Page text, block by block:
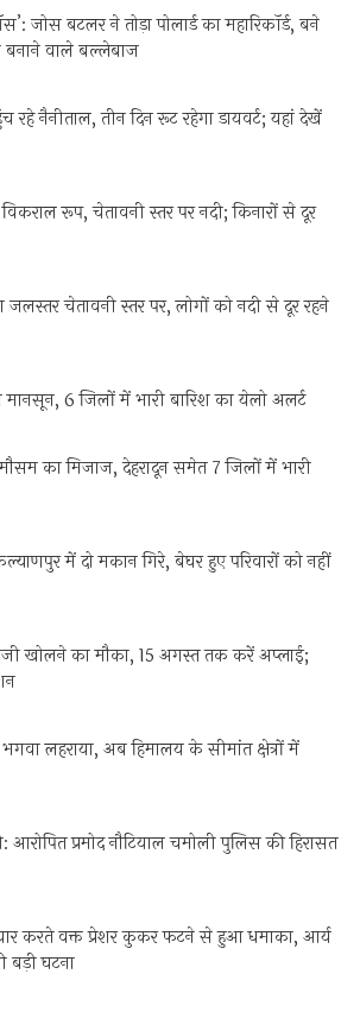
जोस बटलर ने तोड़ा पोलार्ड का महारिकॉर्ड, बने
बनाने वाले बल्लेबाज
रहे नैनीताल, तीन दिन रूट रहेगा डायवर्ट; यहां देखें
रूप, चेतावनी स्तर पर नदी; किनारों से दूर
जलस्तर चेतावनी स्तर पर, लोगों को नदी से दूर रहने
मानसून, 6 जिलों में भारी बारिश का येलो अलर्ट
का मिजाज, देहरादून समेत 7 जिलों में भारी
में दो मकान गिरे, बेघर हुए परिवारों को नहीं
खोलने का मौका, 15 अगस्त तक करें अप्लाई;
लहराया, अब हिमालय के सीमांत क्षेत्रों में
आरोपित प्रमोद नौटियाल चमोली पुलिस की हिरासत
करते वक्त प्रेशर कुकर फटने से हुआ धमाका, आर्य
घटना